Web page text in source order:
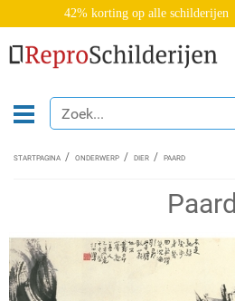
42% korting op alle schilderijen
STARTPAGINA ONDERWERP DIER PAARD
Paard